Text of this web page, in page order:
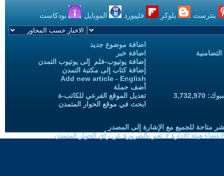
بنترست بلوكر فليبورد الموبايل بودكاست
اضافة موضوع جديد
اضافة خبر
إضافة يوتيوب-فلم إلى يوتيوب التمدن
إضافة كتاب إلى مكتبة التمدن
Add new article - English
أضف حملة
تعديل الموقع الفرعي للكاتب-ة
ابحث في موقع الحوار المتمدن
متاحة للجميع مع الإشارة إلى المصدر
هيئة الادارة لا تعبر بالضرورة عن رأي الحوار المتمدن